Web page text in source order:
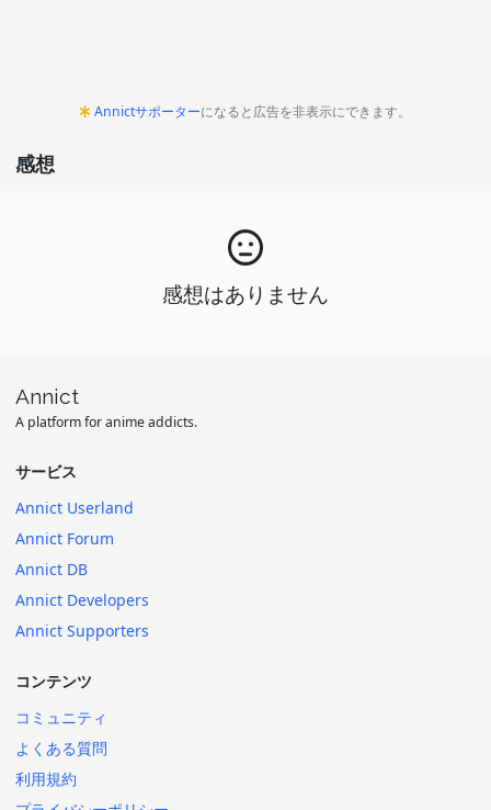
Annictサポーターになると広告を非表示にできます。
感想
感想はありません
Annict
A platform for anime addicts.
サービス
Annict Userland
Annict Forum
Annict DB
Annict Developers
Annict Supporters
コンテンツ
コミュニティ
よくある質問
利用規約